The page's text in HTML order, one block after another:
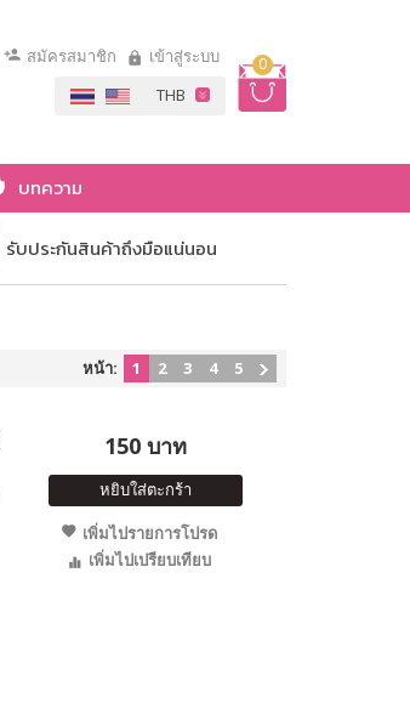
0
สมัครสมาชิก เข้าสู่ระบบ
บทความ
รับประกันสินค้าถึงมือแน่นอน
หน้า: 1 2 3 4 5
150 บาท
หยิบใส่ตะกร้า
เพิ่มไปรายการโปรด
เพิ่มไปเปรียบเทียบ